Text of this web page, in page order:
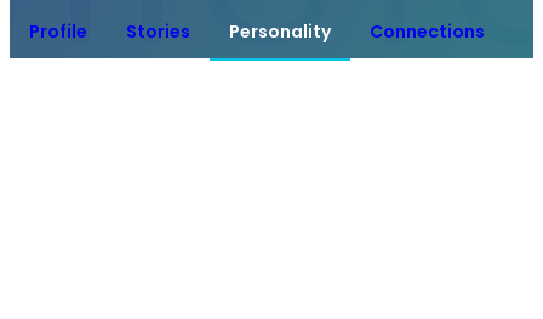
Profile Stories Personality Connections